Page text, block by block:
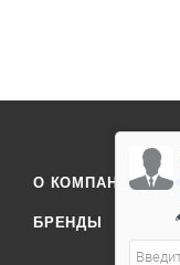
О КОМПАНИИ
БРЕНДЫ